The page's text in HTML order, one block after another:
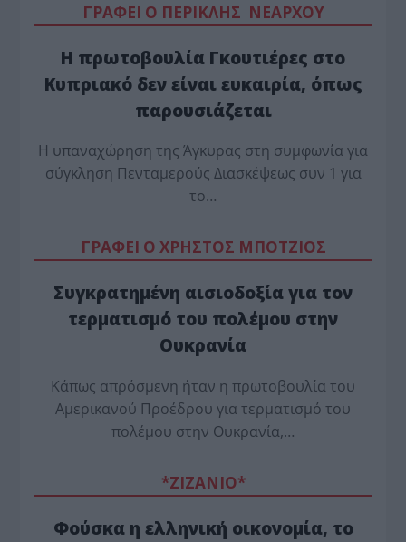
ΓΡΑΦΕΙ Ο ΠΕΡΙΚΛΗΣ ΝΕΑΡΧΟΥ
Η πρωτοβουλία Γκουτιέρες στο
Κυπριακό δεν είναι ευκαιρία, όπως
παρουσιάζεται
Η υπαναχώρηση της Άγκυρας στη συμφωνία για
σύγκληση Πενταμερούς Διασκέψεως συν 1 για
το…
ΓΡΑΦΕΙ Ο ΧΡΗΣΤΟΣ ΜΠΟΤΖΙΟΣ
Συγκρατημένη αισιοδοξία για τον
τερματισμό του πολέμου στην
Ουκρανία
Κάπως απρόσμενη ήταν η πρωτοβουλία του
Αμερικανού Προέδρου για τερματισμό του
πολέμου στην Ουκρανία,…
*ZΙΖΑΝΙΟ*
Φούσκα η ελληνική οικονομία, το